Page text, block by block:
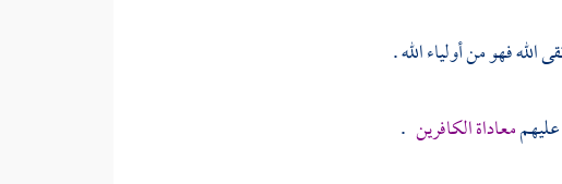
فهو من أولياء الله .
معاداة الكافرين .